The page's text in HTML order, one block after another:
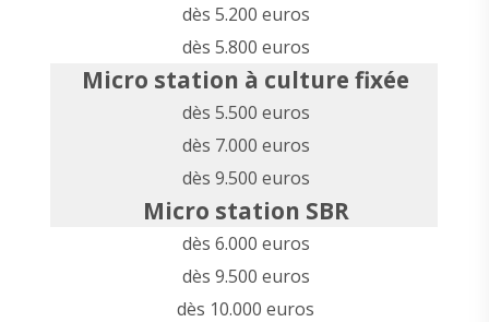
dès 5.200 euros
dès 5.800 euros
Micro station à culture fixée
dès 5.500 euros
dès 7.000 euros
dès 9.500 euros
Micro station SBR
dès 6.000 euros
dès 9.500 euros
dès 10.000 euros